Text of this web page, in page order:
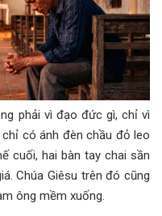
phải vì đạo đức gì, chỉ vì
có ánh đèn chầu đỏ leo
cuối, hai bàn tay chai sần
Chúa Giêsu trên đó cũng
ông mềm xuống.